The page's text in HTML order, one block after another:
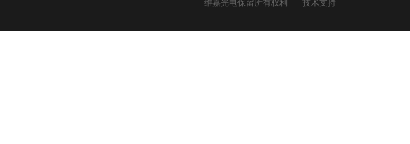
维嘉光电保留所有权利 技术支持